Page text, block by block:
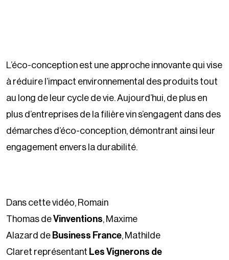
L’éco-conception est une approche innovante qui vise
à réduire l’impact environnemental des produits tout
au long de leur cycle de vie. Aujourd’hui, de plus en
plus d’entreprises de la filière vin s’engagent dans des
démarches d’éco-conception, démontrant ainsi leur
engagement envers la durabilité.
Dans cette vidéo, Romain
Thomas deVinventions, Maxime
Alazard de Business France, Mathilde
Claret représentant Les Vignerons de